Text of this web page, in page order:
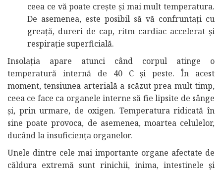
ceea ce vă poate crește și mai mult temperatura.
De asemenea, este posibil să vă confruntați cu
greață, dureri de cap, ritm cardiac accelerat și
respirație superficială.
Insolația apare atunci când corpul atinge o
temperatură internă de 40 C și peste. În acest
moment, tensiunea arterială a scăzut prea mult timp,
ceea ce face ca organele interne să fie lipsite de sânge
și, prin urmare, de oxigen. Temperatura ridicată în
sine poate provoca, de asemenea, moartea celulelor,
ducând la insuficiența organelor.
Unele dintre cele mai importante organe afectate de
căldura extremă sunt rinichii, inima, intestinele și